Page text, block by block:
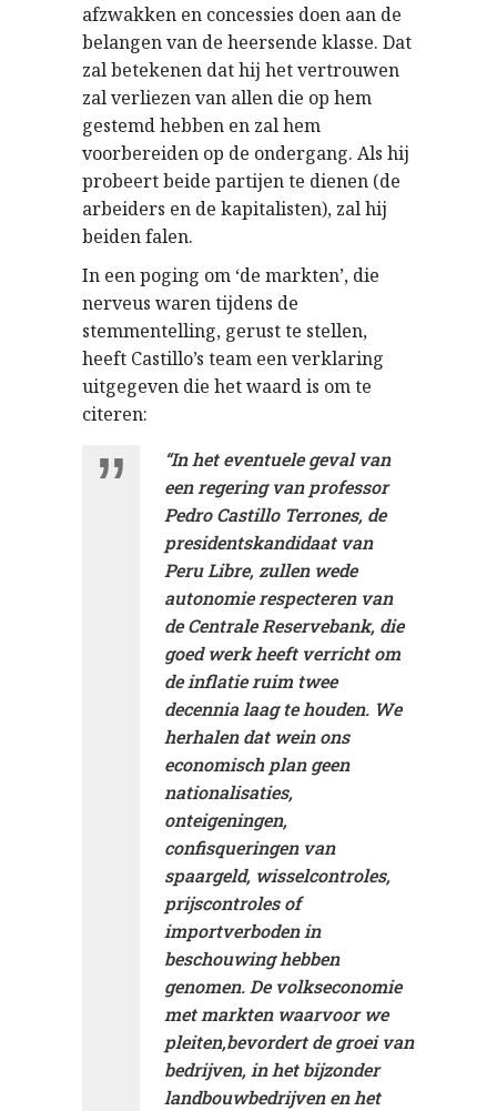
afzwakken en concessies doen aan de
belangen van de heersende klasse. Dat
zal betekenen dat hij het vertrouwen
zal verliezen van allen die op hem
gestemd hebben en zal hem
voorbereiden op de ondergang. Als hij
probeert beide partijen te dienen (de
arbeiders en de kapitalisten), zal hij
beiden falen.
In een poging om ‘de markten’, die
nerveus waren tijdens de
stemmentelling, gerust te stellen,
heeft Castillo’s team een verklaring
uitgegeven die het waard is om te
citeren:
“In het eventuele geval van
een regering van professor
Pedro Castillo Terrones, de
presidentskandidaat van
Peru Libre, zullen wede
autonomie respecteren van
de Centrale Reservebank, die
goed werk heeft verricht om
de inflatie ruim twee
decennia laag te houden. We
herhalen dat wein ons
economisch plan geen
nationalisaties,
onteigeningen,
confisqueringen van
spaargeld, wisselcontroles,
prijscontroles of
importverboden in
beschouwing hebben
genomen. De volkseconomie
met markten waarvoor we
pleiten,bevordert de groei van
bedrijven, in het bijzonder
landbouwbedrijven en het